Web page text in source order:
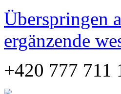
Überspringen
ergänzende
+420 777 711